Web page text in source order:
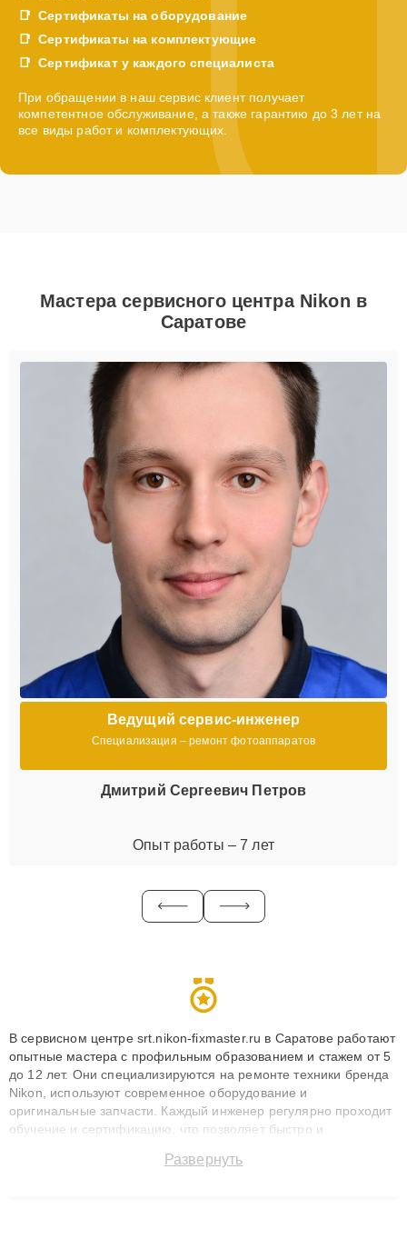
Сертификаты на оборудование
Сертификаты на комплектующие
Сертификат у каждого специалиста
При обращении в наш сервис клиент получает
компетентное обслуживание, а также гарантию до 3 лет на
все виды работ и комплектующих.
Мастера сервисного центра Nikon в
Саратове
Ведущий сервис-инженер
Специализация – ремонт фотоаппаратов
Дмитрий Сергеевич Петров
Опыт работы – 7 лет
В сервисном центре srt.nikon-fixmaster.ru в Саратове работают
опытные мастера с профильным образованием и стажем от 5
до 12 лет. Они специализируются на ремонте техники бренда
Nikon, используют современное оборудование и
оригинальные запчасти. Каждый инженер регулярно проходит
обучение и сертификацию, что позволяет быстро и
сохранением гарантии до 3 лет. Наши мастера решают
Развернуть